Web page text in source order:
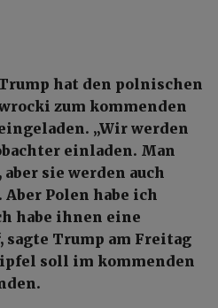
hat den polnischen
zum kommenden
„Wir werden
einladen. Man
sie werden auch
Aber Polen habe ich
habe ihnen eine
sagte Trump am Freitag
soll im kommenden